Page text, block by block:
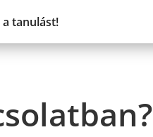
a tanulást!